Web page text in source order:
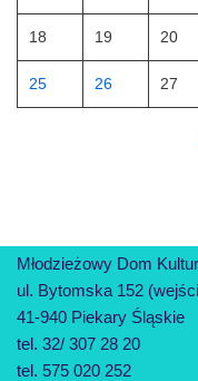
18 19 20
25 26 27
Młodzieżowy Dom
ul. Bytomska 152
41-940 Piekary Śląskie
tel. 32/ 307 28 20
tel. 575 020 252